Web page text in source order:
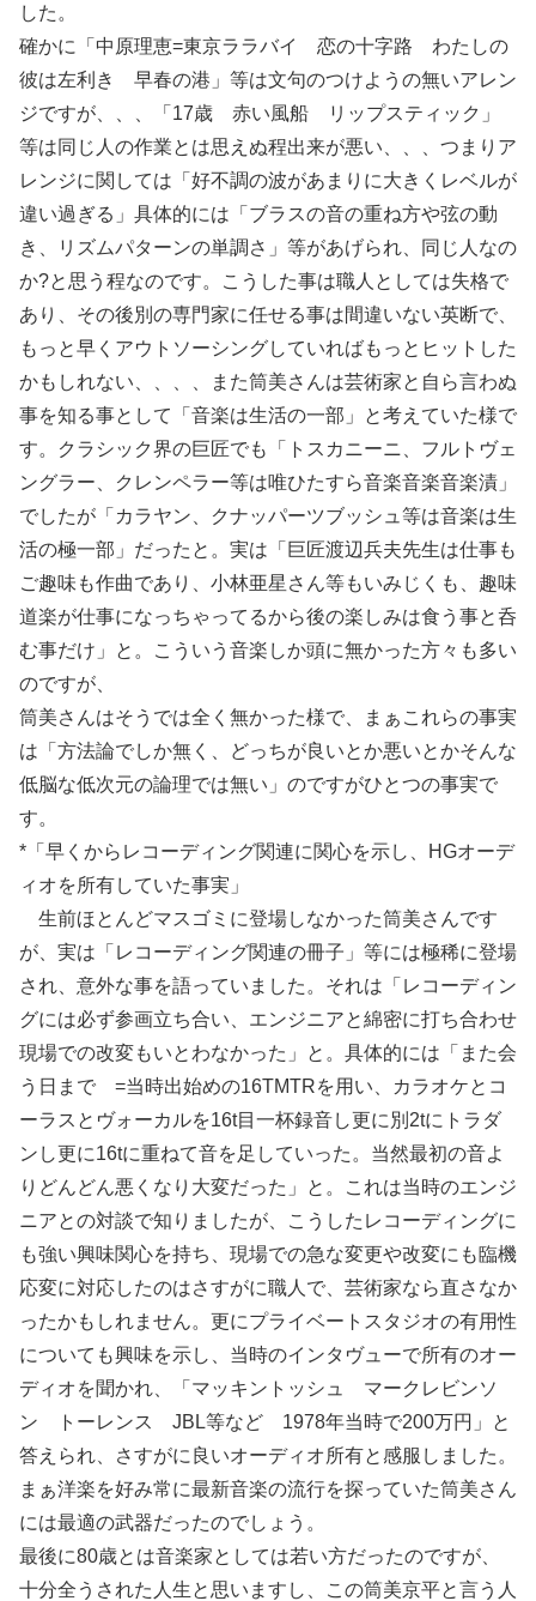
した。
確かに「中原理恵=東京ララバイ 恋の十字路 わたしの
彼は左利き 早春の港」等は文句のつけようの無いアレン
ジですが、、、「17歳 赤い風船 リップスティック」
等は同じ人の作業とは思えぬ程出来が悪い、、、つまりア
レンジに関しては「好不調の波があまりに大きくレベルが
違い過ぎる」具体的には「ブラスの音の重ね方や弦の動
き、リズムパターンの単調さ」等があげられ、同じ人なの
か?と思う程なのです。こうした事は職人としては失格で
あり、その後別の専門家に任せる事は間違いない英断で、
もっと早くアウトソーシングしていればもっとヒットした
かもしれない、、、、また筒美さんは芸術家と自ら言わぬ
事を知る事として「音楽は生活の一部」と考えていた様で
す。クラシック界の巨匠でも「トスカニーニ、フルトヴェ
ングラー、クレンペラー等は唯ひたすら音楽音楽音楽漬」
でしたが「カラヤン、クナッパーツブッシュ等は音楽は生
活の極一部」だったと。実は「巨匠渡辺兵夫先生は仕事も
ご趣味も作曲であり、小林亜星さん等もいみじくも、趣味
道楽が仕事になっちゃってるから後の楽しみは食う事と呑
む事だけ」と。こういう音楽しか頭に無かった方々も多い
のですが、
筒美さんはそうでは全く無かった様で、まぁこれらの事実
は「方法論でしか無く、どっちが良いとか悪いとかそんな
低脳な低次元の論理では無い」のですがひとつの事実で
す。
*「早くからレコーディング関連に関心を示し、HGオーデ
ィオを所有していた事実」
生前ほとんどマスゴミに登場しなかった筒美さんです
が、実は「レコーディング関連の冊子」等には極稀に登場
され、意外な事を語っていました。それは「レコーディン
グには必ず参画立ち合い、エンジニアと綿密に打ち合わせ
現場での改変もいとわなかった」と。具体的には「また会
う日まで =当時出始めの16TMTRを用い、カラオケとコ
ーラスとヴォーカルを16t目一杯録音し更に別2tにトラダ
ンし更に16tに重ねて音を足していった。当然最初の音よ
りどんどん悪くなり大変だった」と。これは当時のエンジ
ニアとの対談で知りましたが、こうしたレコーディングに
も強い興味関心を持ち、現場での急な変更や改変にも臨機
応変に対応したのはさすがに職人で、芸術家なら直さなか
ったかもしれません。更にプライベートスタジオの有用性
についても興味を示し、当時のインタヴューで所有のオー
ディオを聞かれ、「マッキントッシュ マークレビンソ
ン トーレンス JBL等など 1978年当時で200万円」と
答えられ、さすがに良いオーディオ所有と感服しました。
まぁ洋楽を好み常に最新音楽の流行を探っていた筒美さん
には最適の武器だったのでしょう。
最後に80歳とは音楽家としては若い方だったのですが、
十分全うされた人生と思いますし、この筒美京平と言う人